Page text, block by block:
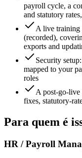
payroll cycle, a
and statutory
A live training
(recorded),
exports and
Security
mapped to your
roles
A post-go-
fixes, statutory-
Para quem é
HR / Payroll